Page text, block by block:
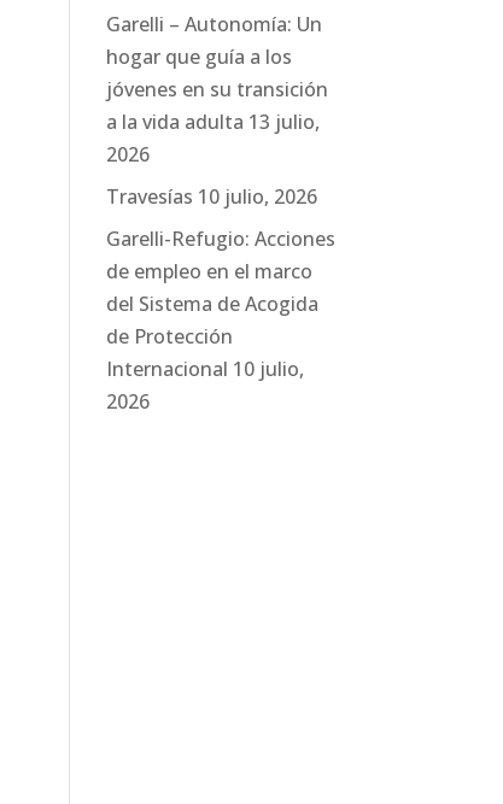
Garelli – Autonomía: Un
hogar que guía a los
jóvenes en su transición
a la vida adulta 13 julio,
2026
Travesías 10 julio, 2026
Garelli-Refugio: Acciones
de empleo en el marco
del Sistema de Acogida
de Protección
Internacional 10 julio,
2026